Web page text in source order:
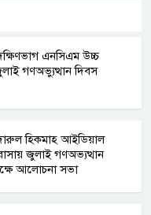
এনসিএম উচ্চ
গণঅভ্যুত্থান দিবস
হিকমাহ আইডিয়াল
জুলাই গণঅভ্যত্থান
আলোচনা সভা